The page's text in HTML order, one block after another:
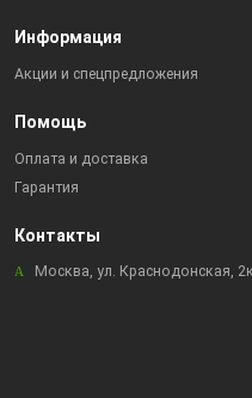
Информация
Акции и спецпредложения
Помощь
Оплата и доставка
Гарантия
Контакты
Москва, ул. Краснодонская,